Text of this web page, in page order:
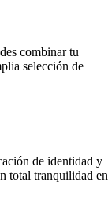
combinar tu
selección de
de identidad y
total tranquilidad en